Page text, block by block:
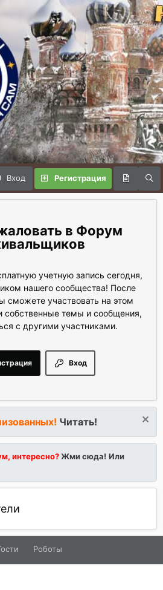
Вход Регистрация
Форум
учетную запись сегодня,
нашего сообщества! После
сможете участвовать на этом
собственные темы и сообщения,
с другими участниками.
Вход
Читать!
интересно?Жми сюда! Или
Роботы